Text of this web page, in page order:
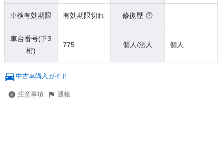
車検有効期限 有効期限切れ 修復歴
車台番号(下3
桁)
775 個人/法人 個人
中古車購入ガイド
注意事項 通報